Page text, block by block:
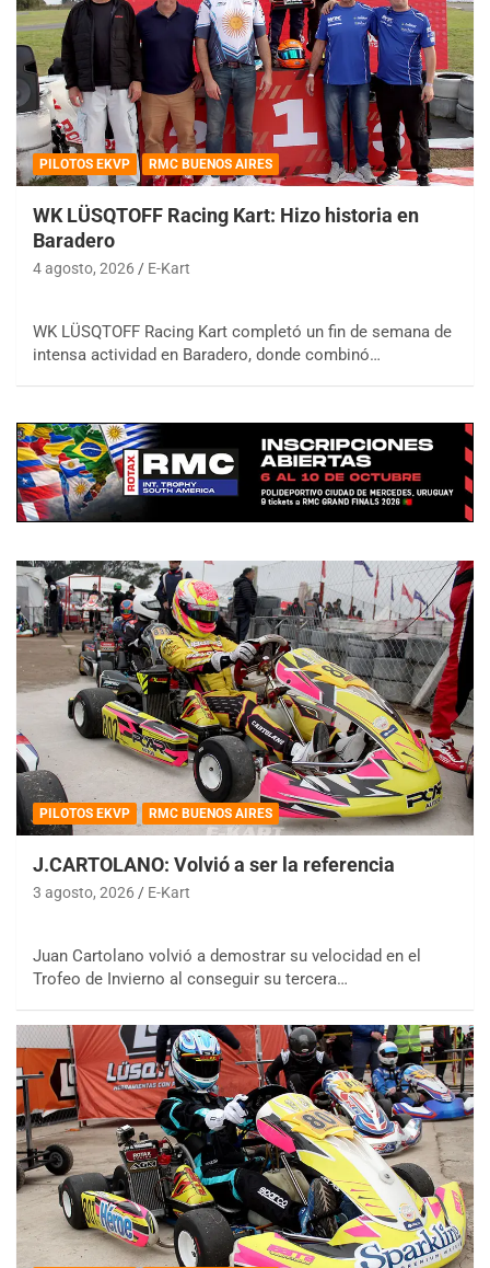
PILOTOS EKVP RMC BUENOS AIRES
WK LÜSQTOFF Racing Kart: Hizo historia en
Baradero
4 agosto, 2026 E-Kart
WK LÜSQTOFF Racing Kart completó un fin de semana de
intensa actividad en Baradero, donde combinó…
PILOTOS EKVP RMC BUENOS AIRES
J.CARTOLANO: Volvió a ser la referencia
3 agosto, 2026 E-Kart
Juan Cartolano volvió a demostrar su velocidad en el
Trofeo de Invierno al conseguir su tercera…